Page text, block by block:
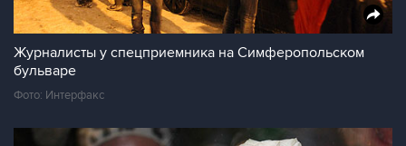
Журналисты у спецприемника на Симферопольском
бульваре
Фото: Интерфакс